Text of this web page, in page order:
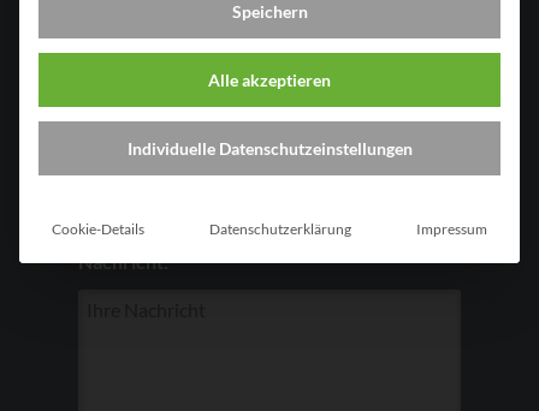
Nachricht:
Speichern
Alle akzeptieren
Individuelle Datenschutzeinstellungen
Cookie-Details Datenschutzerklärung Impressum